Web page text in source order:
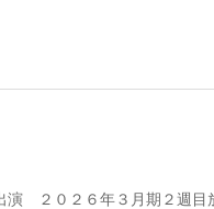
演 ２０２６年３月期２週目